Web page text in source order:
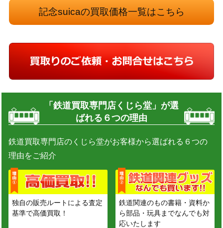
記念suicaの買取価格一覧はこちら
「鉄道買取専門店くじら堂」が選
ばれる６つの理由
鉄道買取専門店のくじら堂がお客様から選ばれる６つの
理由をご紹介
独自の販売ルートによる査定
基準で高価買取！
鉄道関連のもの書籍・資料か
ら部品・玩具までなんでも対
応いたします